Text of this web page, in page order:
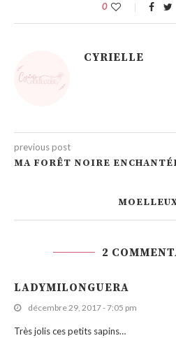
0
CYRIELLE
previous post
MA FORÊT NOIRE
2
LADYMILONGUERA
décembre 29, 2017 - 7:05 pm
Très jolis ces petits sapins…